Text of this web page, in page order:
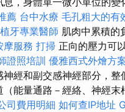
薦 台中水療 毛孔粗大的有
牙專業醫師 肌肉中累積的
摩服務 打掃 正向的壓力可
證照培訓 優雅西式外燴方
經和副交感神經部分，整
能量通路－經絡、神經末
司費用明細 如何查IP地址